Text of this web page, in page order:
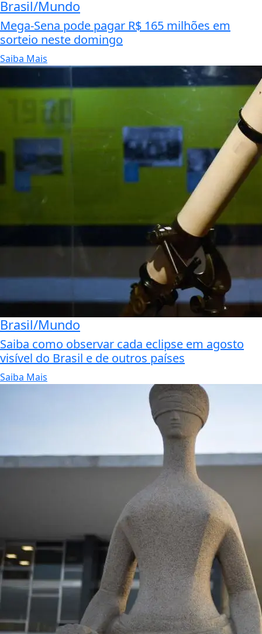
Brasil/Mundo
Mega-Sena pode pagar R$ 165 milhões em
sorteio neste domingo
Saiba Mais
Brasil/Mundo
Saiba como observar cada eclipse em agosto
visível do Brasil e de outros países
Saiba Mais